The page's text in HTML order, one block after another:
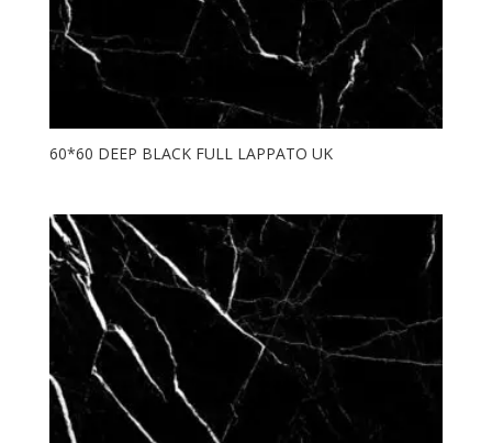
60*60 DEEP BLACK FULL LAPPATO UK